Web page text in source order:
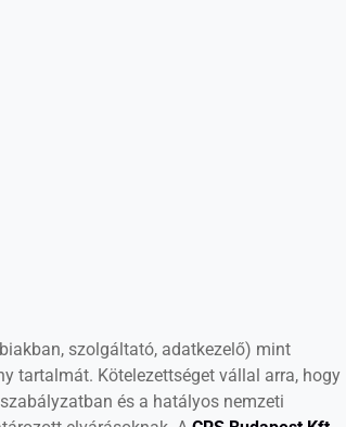
szolgáltató, adatkezelő) mint
tartalmát. Kötelezettséget vállal arra, hogy
és a hatályos nemzeti